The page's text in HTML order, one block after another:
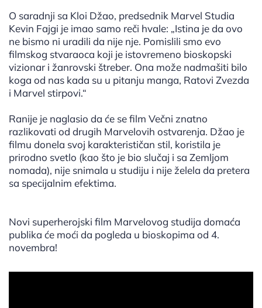
O saradnji sa Kloi Džao, predsednik Marvel Studia
Kevin Fajgi je imao samo reči hvale: „Istina je da ovo
ne bismo ni uradili da nije nje. Pomislili smo evo
filmskog stvaraoca koji je istovremeno bioskopski
vizionar i žanrovski štreber. Ona može nadmašiti bilo
koga od nas kada su u pitanju manga, Ratovi Zvezda
i Marvel stirpovi.“
Ranije je naglasio da će se film Večni znatno
razlikovati od drugih Marvelovih ostvarenja. Džao je
filmu donela svoj karakterističan stil, koristila je
prirodno svetlo (kao što je bio slučaj i sa Zemljom
nomada), nije snimala u studiju i nije želela da pretera
sa specijalnim efektima.
Novi superherojski film Marvelovog studija domaća
publika će moći da pogleda u bioskopima od 4.
novembra!